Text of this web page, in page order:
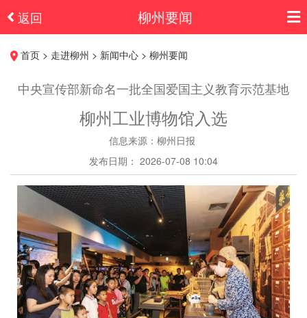
返回 柳州要闻
首页 > 走进柳州 > 新闻中心 > 柳州要闻
中央宣传部新命名一批全国爱国主义教育示范基地
柳州工业博物馆入选
信息来源：柳州日报
发布日期： 2026-07-08 10:04